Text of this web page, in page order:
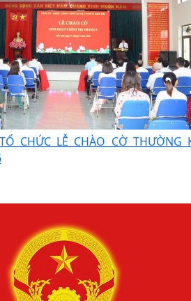
CHỨC LỄ CHÀO CỜ THƯỜNG